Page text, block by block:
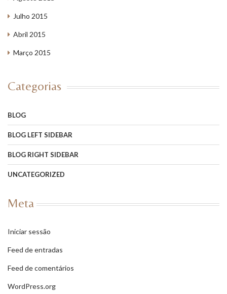
Julho 2015
Abril 2015
Março 2015
Categorias
BLOG
BLOG LEFT SIDEBAR
BLOG RIGHT SIDEBAR
UNCATEGORIZED
Meta
Iniciar sessão
Feed de entradas
Feed de comentários
WordPress.org